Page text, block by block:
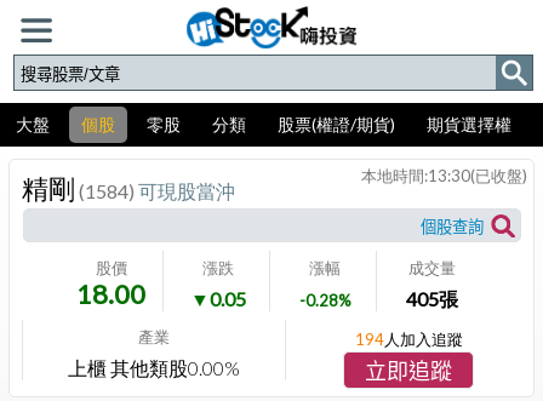
大盤 個股 零股 分類 股票(權證/期貨) 期貨選擇權
精剛 (1584) 可現股當沖
股價
18.00
漲跌
▼0.05
漲幅
-0.28%
成交量
405張
產業
上櫃 其他類股0.00%
本地時間:13:30(已收盤)
194人加入追蹤
立即追蹤